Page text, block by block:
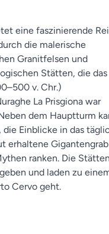
eine faszinierende
die malerische
Granitfelsen und
Stätten, die das
v. Chr.)
La Prisgiona war
dem Hauptturm
Einblicke in das
erhaltene Gigantengrab
ranken. Die Stätten
und laden zu
Cervo geht.